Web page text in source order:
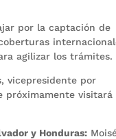
por la captación de
agilizar los trámites.
vicepresidente por
próximamente visitará
y Honduras: